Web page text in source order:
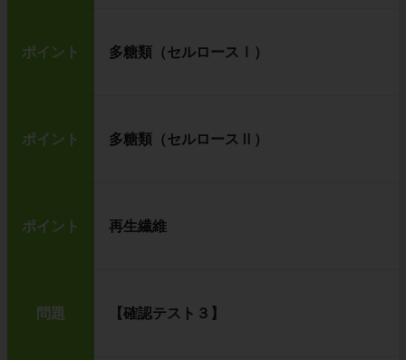
ポイント 多糖類（セルロースⅠ）
ポイント 多糖類（セルロースⅡ）
ポイント 再生繊維
問題 【確認テスト３】